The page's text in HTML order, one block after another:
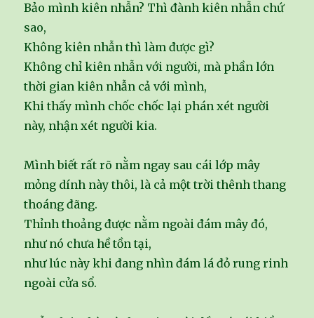
Bảo mình kiên nhẫn? Thì đành kiên nhẫn chứ
sao,
Không kiên nhẫn thì làm được gì?
Không chỉ kiên nhẫn với người, mà phần lớn
thời gian kiên nhẫn cả với mình,
Khi thấy mình chốc chốc lại phán xét người
này, nhận xét người kia.
Mình biết rất rõ nằm ngay sau cái lớp mây
mỏng dính này thôi, là cả một trời thênh thang
thoáng đãng.
Thỉnh thoảng được nằm ngoài đám mây đó,
như nó chưa hề tồn tại,
như lúc này khi đang nhìn đám lá đỏ rung rinh
ngoài cửa sổ.